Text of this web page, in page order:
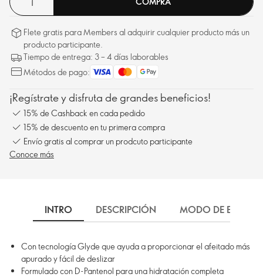
Flete gratis para Members al adquirir cualquier producto más un
producto participante.
Tiempo de entrega: 3 – 4 días laborables
Métodos de pago:
¡Regístrate y disfruta de grandes beneficios!
15% de Cashback en cada pedido
15% de descuento en tu primera compra
Envío gratis al comprar un prodcuto participante
Conoce más
INTRO DESCRIPCIÓN MODO DE EMPLEO
Con tecnología Glyde que ayuda a proporcionar el afeitado más
apurado y fácil de deslizar
Formulado con D-Pantenol para una hidratación completa